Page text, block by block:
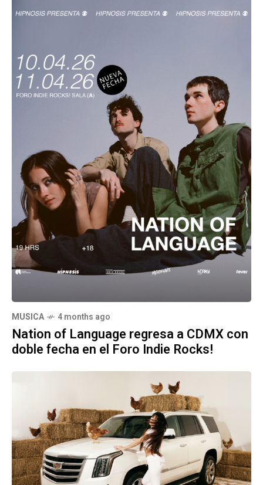
MUSICA 4 months ago
Nation of Language regresa a CDMX con
doble fecha en el Foro Indie Rocks!